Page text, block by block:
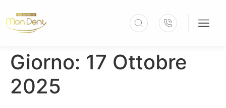
Giorno: 17 Ottobre
2025